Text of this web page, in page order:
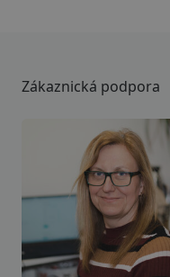
Zákaznická podpora